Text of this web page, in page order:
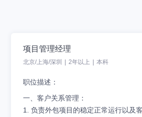
项目管理经理
北京/上海/深圳 2年以上 本科
职位描述：
一、客户关系管理：
1. 负责外包项目的稳定正常运行以及